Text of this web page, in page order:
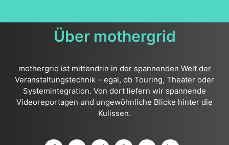
Über mothergrid
mothergrid ist mittendrin in der spannenden Welt der
Veranstaltungstechnik – egal, ob Touring, Theater oder
Systemintegration. Von dort liefern wir spannende
Videoreportagen und ungewöhnliche Blicke hinter die
Kulissen.